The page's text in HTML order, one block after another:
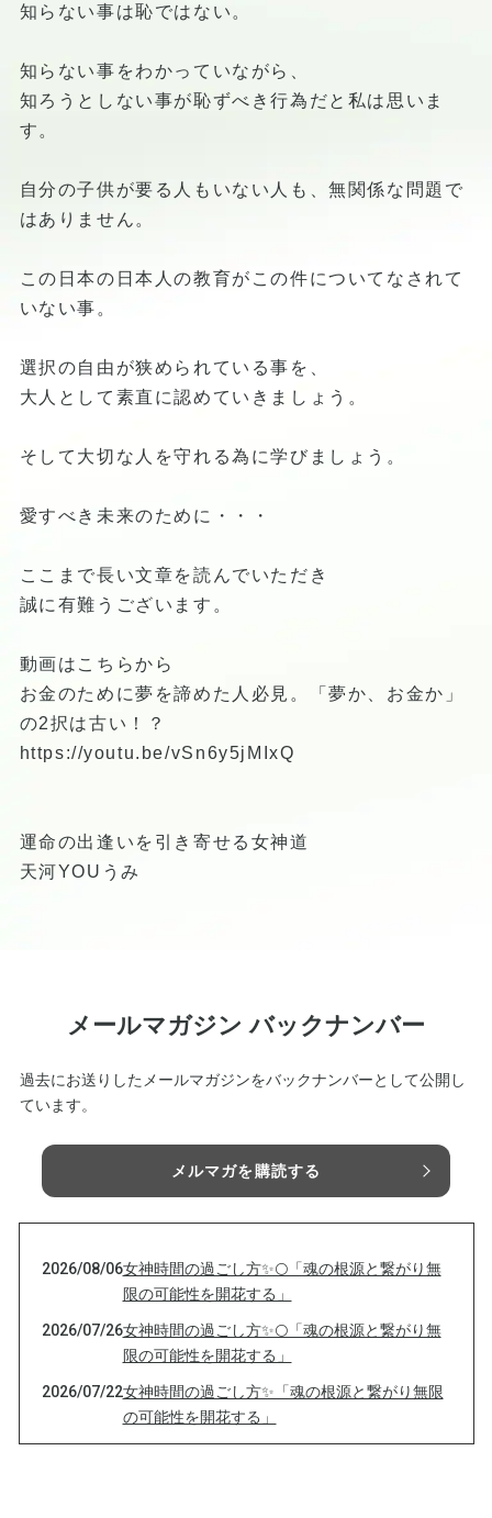
知らない事は恥ではない。
知らない事をわかっていながら、
知ろうとしない事が恥ずべき行為だと私は思いま
す。
自分の子供が要る人もいない人も、無関係な問題で
はありません。
この日本の日本人の教育がこの件についてなされて
いない事。
選択の自由が狭められている事を、
大人として素直に認めていきましょう。
そして大切な人を守れる為に学びましょう。
愛すべき未来のために・・・
ここまで長い文章を読んでいただき
誠に有難うございます。
動画はこちらから
お金のために夢を諦めた人必見。「夢か、お金か」
の2択は古い！？
https://youtu.be/vSn6y5jMIxQ
運命の出逢いを引き寄せる女神道
天河YOUうみ
メールマガジン バックナンバー
過去にお送りしたメールマガジンをバックナンバーとして公開し
ています。
メルマガを購読する
2026/08/06女神時間の過ごし方✨🌕「魂の根源と繋がり無
限の可能性を開花する」
2026/07/26女神時間の過ごし方✨🌕「魂の根源と繋がり無
限の可能性を開花する」
2026/07/22女神時間の過ごし方✨「魂の根源と繋がり無限
の可能性を開花する」